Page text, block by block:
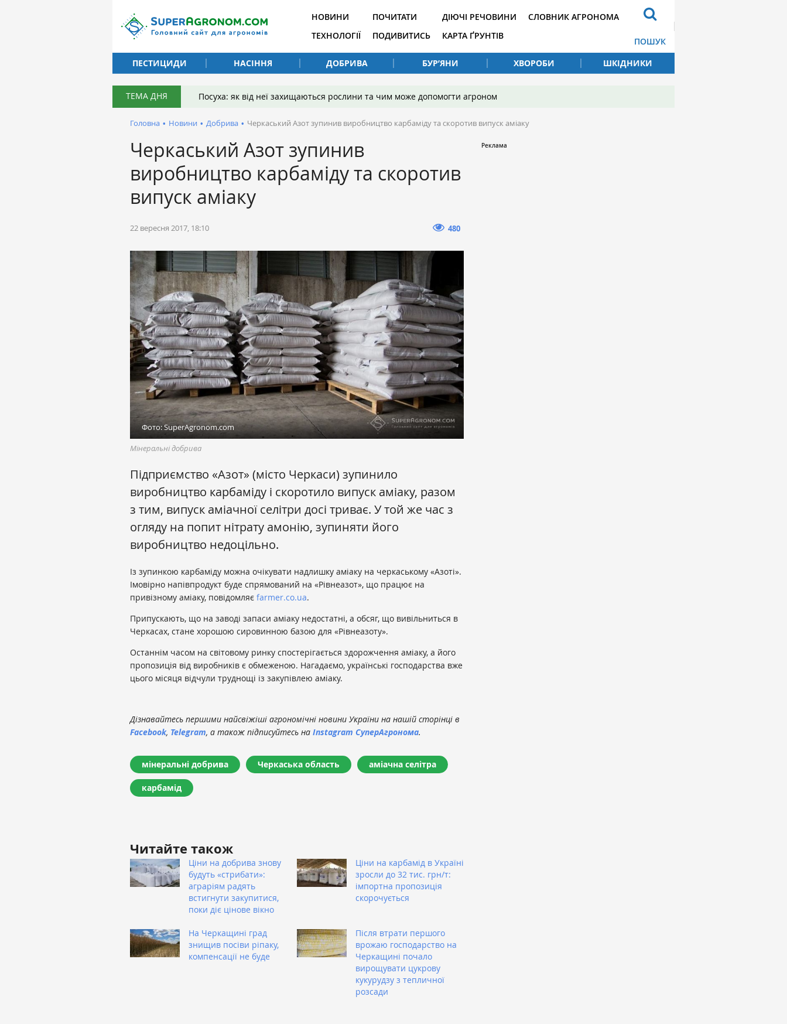
НОВИНИ
ТЕХНОЛОГІЇ
ПОЧИТАТИ
ПОДИВИТИСЬ
ДІЮЧІ РЕЧОВИНИ
КАРТА ҐРУНТІВ
СЛОВНИК АГРОНОМА
ПОШУК
ПЕСТИЦИДИ
НАСІННЯ ДОБРИВА БУР’ЯНИ ХВОРОБИ ШКІДНИКИ
ТЕМА ДНЯ Посуха: як від неї захищаються рослини та чим може допомогти агроном
Головна • Новини • Добрива • Черкаський Азот зупинив виробництво карбаміду та скоротив випуск аміаку
Черкаський Азот зупинив
виробництво карбаміду та скоротив
випуск аміаку
22 вересня 2017, 18:10 480
Фото: SuperAgronom.com
Мінеральні добрива
Підприємство «Азот» (місто Черкаси) зупинило
виробництво карбаміду і скоротило випуск аміаку, разом
з тим, випуск аміачної селітри досі триває. У той же час з
огляду на попит нітрату амонію, зупиняти його
виробництво недоцільно.
Із зупинкою карбаміду можна очікувати надлишку аміаку на черкаському «Азоті».
Імовірно напівпродукт буде спрямований на «Рівнеазот», що працює на
привізному аміаку, повідомляє farmer.co.ua.
Припускають, що на заводі запаси аміаку недостатні, а обсяг, що вивільниться в
Черкасах, стане хорошою сировинною базою для «Рівнеазоту».
Останнім часом на світовому ринку спостерігається здорожчення аміаку, а його
пропозиція від виробників є обмеженою. Нагадаємо, українські господарства вже
цього місяця відчули труднощі із закупівлею аміаку.
Дізнавайтесь першими найсвіжіші агрономічні новини України на нашій сторінці в
Facebook, Telegram, а також підписуйтесь на Instagram СуперАгронома.
мінеральні добрива Черкаська область аміачна селітра
карбамід
Читайте також
Ціни на добрива знову
будуть «стрибати»:
аграріям радять
встигнути закупитися,
поки діє цінове вікно
Ціни на карбамід в Україні
зросли до 32 тис. грн/т:
імпортна пропозиція
скорочується
На Черкащині град
знищив посіви ріпаку,
компенсації не буде
Після втрати першого
врожаю господарство на
Черкащині почало
вирощувати цукрову
кукурудзу з тепличної
розсади